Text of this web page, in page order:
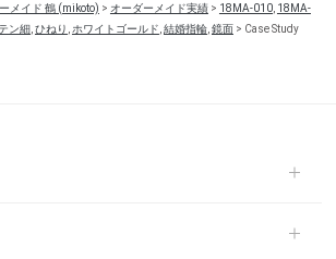
メイド 鶴 (mikoto) > オーダーメイド実績> 18MA-010, 18MA-
ン細, ひねり ホワイトゴールド 結婚指輪, 鏡面> Case Study